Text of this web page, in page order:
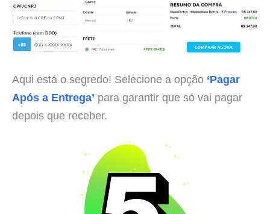
Aqui está o segredo! Selecione a opção ‘Pagar
Após a Entrega’ para garantir que só vai pagar
depois que receber.